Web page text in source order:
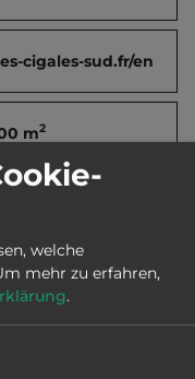
cigales-sud.fr/en
m2
1208
welche
mehr zu erfahren,
.